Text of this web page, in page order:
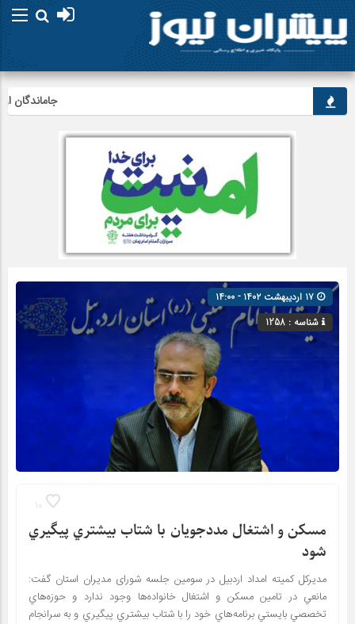
جاماندگان
شناسه : 1258
10
مسكن و اشتغال مددجويان با شتاب بيشتري پيگيري
شود
مدیرکل کمیته امداد اردبیل در سومین جلسه شورای مدیران استان گفت:
مانعي در تامين مسكن و اشتغال خانواده‌ها وجود ندارد و حوزه‌هاي
تخصصي بايستي برنامه‌هاي خود را با شتاب بيشتري پيگيري و به سرانجام